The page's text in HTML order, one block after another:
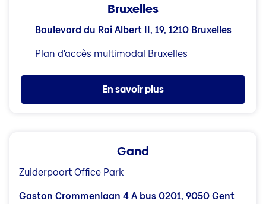
Bruxelles
Boulevard du Roi Albert II, 19, 1210 Bruxelles
Plan d'accès multimodal Bruxelles
En savoir plus
Gand
Zuiderpoort Office Park
Gaston Crommenlaan 4 A bus 0201, 9050 Gent